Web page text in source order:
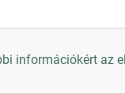
információkért az